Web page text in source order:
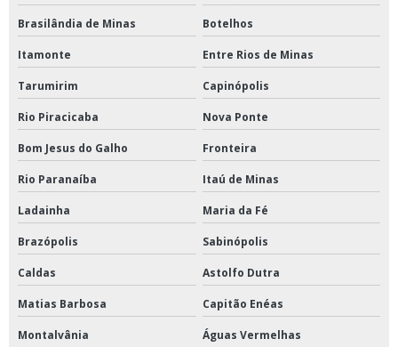
Brasilândia de Minas Botelhos
Itamonte Entre Rios de Minas
Tarumirim Capinópolis
Rio Piracicaba Nova Ponte
Bom Jesus do Galho Fronteira
Rio Paranaíba Itaú de Minas
Ladainha Maria da Fé
Brazópolis Sabinópolis
Caldas Astolfo Dutra
Matias Barbosa Capitão Enéas
Montalvânia Águas Vermelhas